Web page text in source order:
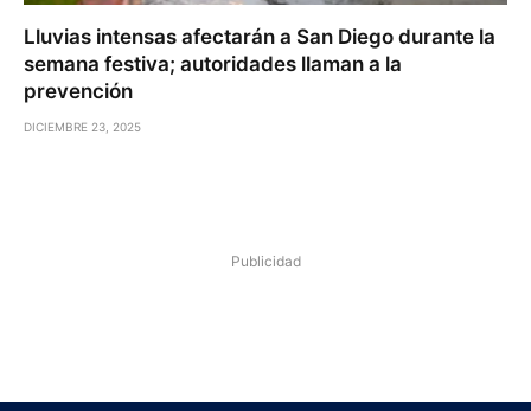
Lluvias intensas afectarán a San Diego durante la
semana festiva; autoridades llaman a la
prevención
DICIEMBRE 23, 2025
Publicidad